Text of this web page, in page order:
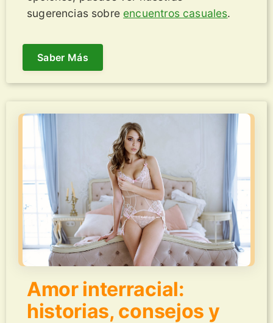
sugerencias sobre encuentros casuales.
Saber Más
Amor interracial:
historias, consejos y